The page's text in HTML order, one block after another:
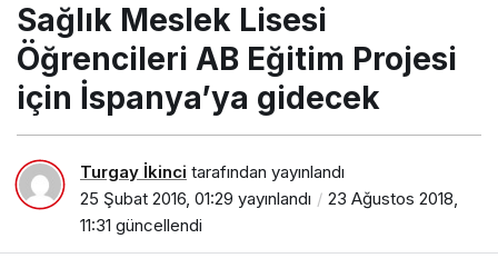
gidecek
Sağlık Meslek Lisesi
Öğrencileri AB Eğitim Projesi
için İspanya’ya gidecek
Turgay İkinci tarafından yayınlandı
25 Şubat 2016, 01:29 yayınlandı
23 Ağustos 2018,
11:31 güncellendi